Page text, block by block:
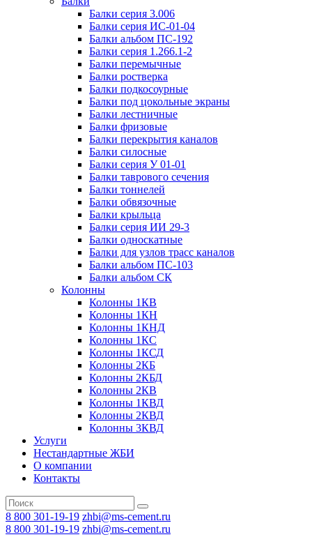
Балки серия 3.006
Балки серия ИС-01-04
Балки альбом ПС-192
Балки серия 1.266.1-2
Балки перемычные
Балки ростверка
Балки подкосоурные
Балки под цокольные экраны
Балки лестничные
Балки фризовые
Балки перекрытия каналов
Балки силосные
Балки серия У 01-01
Балки таврового сечения
Балки тоннелей
Балки обвязочные
Балки крыльца
Балки серия ИИ 29-3
Балки односкатные
Балки для узлов трасс каналов
Балки альбом ПС-103
Балки альбом СК
Колонны
Колонны 1КВ
Колонны 1КН
Колонны 1КНД
Колонны 1КС
Колонны 1КСД
Колонны 2КБ
Колонны 2КБД
Колонны 2КВ
Колонны 1КВД
Колонны 2КВД
Колонны 3КВД
Услуги
Нестандартные ЖБИ
О компании
Контакты
8 800 301-19-19 zhbi@ms-cement.ru
8 800 301-19-19 zhbi@ms-cement.ru